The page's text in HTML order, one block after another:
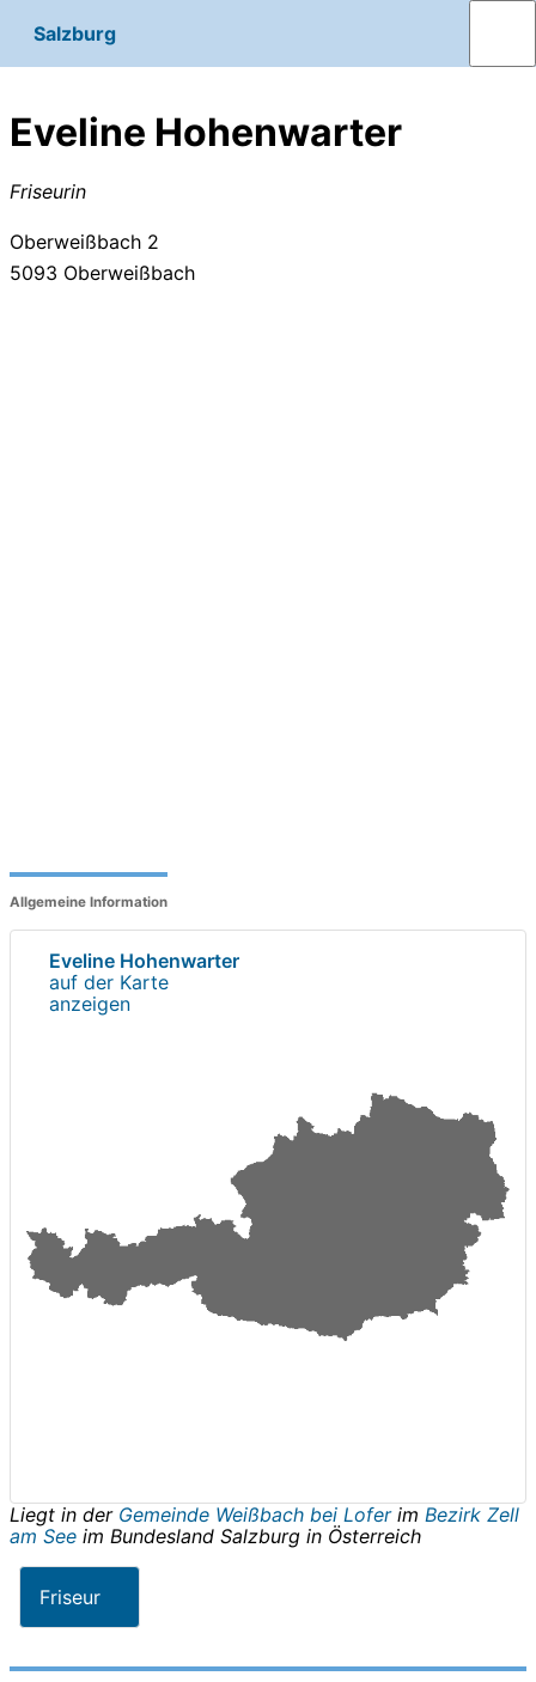
Salzburg
Eveline Hohenwarter
Friseurin
Oberweißbach 2
5093 Oberweißbach
Allgemeine Information
Eveline Hohenwarter
auf der Karte
anzeigen
Liegt in der Gemeinde Weißbach bei Lofer im Bezirk Zell
am See im Bundesland Salzburg in Österreich
Friseur